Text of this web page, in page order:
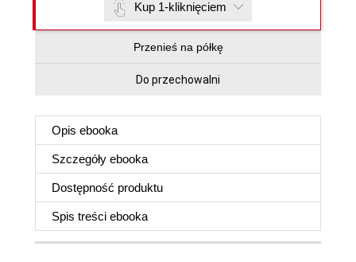
Kup 1-kliknięciem
Przenieś na półkę
Do przechowalni
Opis ebooka
Szczegóły ebooka
Dostępność produktu
Spis treści ebooka